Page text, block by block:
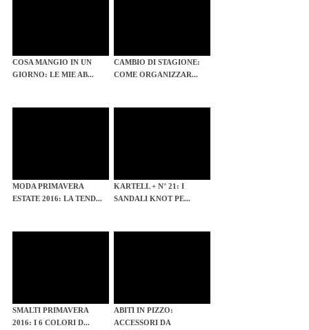
COSA MANGIO IN UN
GIORNO: LE MIE AB...
CAMBIO DI STAGIONE:
COME ORGANIZZAR...
MODA PRIMAVERA
ESTATE 2016: LA TEND...
KARTELL + N° 21: I
SANDALI KNOT PE...
SMALTI PRIMAVERA
2016: I 6 COLORI D...
ABITI IN PIZZO:
ACCESSORI DA